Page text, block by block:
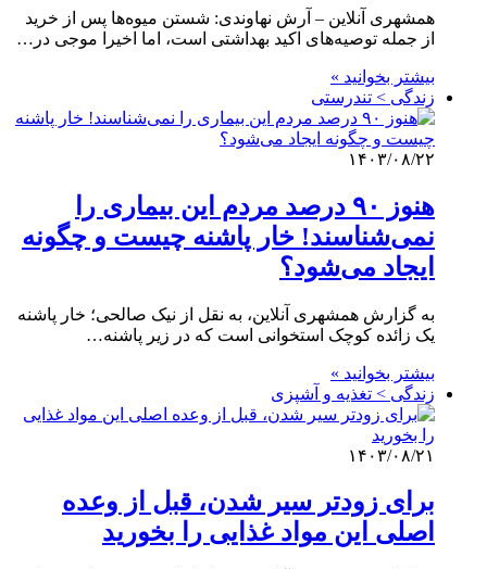
همشهری آنلاین – آرش نهاوندی: شستن میوه‌ها پس از خرید
از جمله توصیه‌های اکید بهداشتی است، اما اخیرا موجی در…
بیشتر بخوانید »
زندگی > تندرستی
۱۴۰۳/۰۸/۲۲
هنوز ۹۰ درصد مردم این بیماری را
نمی‌شناسند! خار پاشنه چیست و چگونه
ایجاد می‌شود؟
به گزارش همشهری آنلاین، به نقل از نیک صالحی؛ خار پاشنه
یک زائده کوچک استخوانی است که در زیر پاشنه…
بیشتر بخوانید »
زندگی > تغذیه و آشپزی
۱۴۰۳/۰۸/۲۱
برای زودتر سیر شدن، قبل از وعده
اصلی این مواد غذایی را بخورید